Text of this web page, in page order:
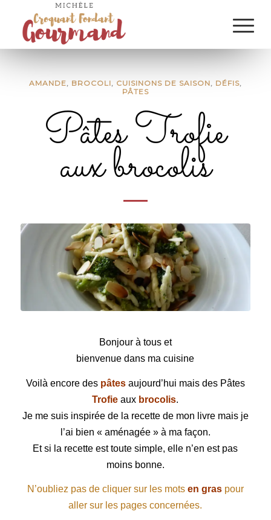
AMANDE, BROCOLI, CUISINONS DE SAISON, DÉFIS,
PÂTES
Pâtes Trofie
aux brocolis
Bonjour à tous et
bienvenue dans ma cuisine
Voilà encore des pâtesaujourd’hui mais des Pâtes
Trofie aux brocolis.
Je me suis inspirée de la recette de mon livre mais je
l’ai bien « aménagée » à ma façon.
Et si la recette est toute simple, elle n’en est pas
moins bonne.
N’oubliez pas de cliquer sur les mots en graspour
aller sur les pages concernées.